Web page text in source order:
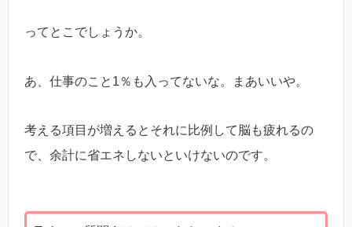
ってとこでしょうか。
あ、仕事のこと1％も入ってないな。まあいいや。
考える項目が増えるとそれに比例して脳も疲れるの
で、余計に省エネしないといけないのです。